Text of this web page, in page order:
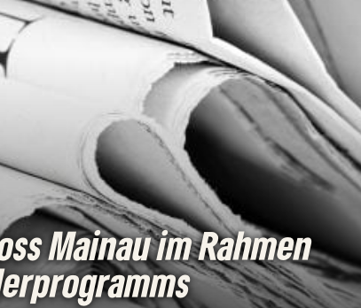
Mainau im Rahmen